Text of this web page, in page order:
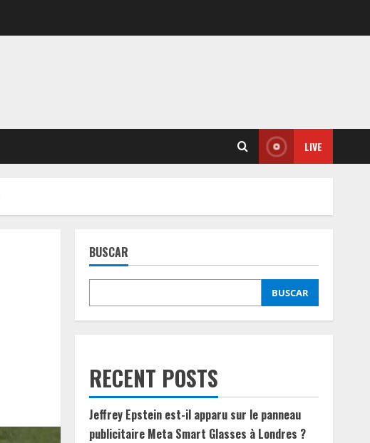
LIVE
BUSCAR
BUSCAR
RECENT POSTS
Jeffrey Epstein est-il apparu sur le panneau
publicitaire Meta Smart Glasses à Londres ?